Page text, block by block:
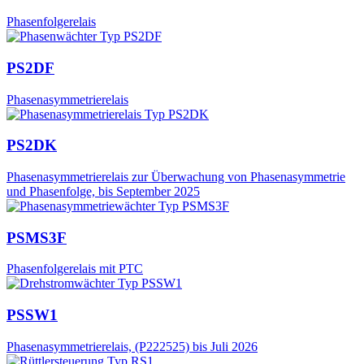
Phasenfolgerelais
PS2DF
Phasenasymmetrierelais
PS2DK
Phasenasymmetrierelais zur Überwachung von Phasenasymmetrie
und Phasenfolge, bis September 2025
PSMS3F
Phasenfolgerelais mit PTC
PSSW1
Phasenasymmetrierelais, (P222525) bis Juli 2026